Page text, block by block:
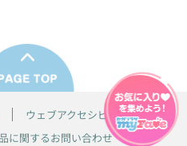
ウェブアクセシビリティ方針
に関するお問い合わせ